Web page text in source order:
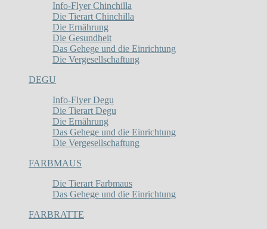
Info-Flyer Chinchilla
Die Tierart Chinchilla
Die Ernährung
Die Gesundheit
Das Gehege und die Einrichtung
Die Vergesellschaftung
DEGU
Info-Flyer Degu
Die Tierart Degu
Die Ernährung
Das Gehege und die Einrichtung
Die Vergesellschaftung
FARBMAUS
Die Tierart Farbmaus
Das Gehege und die Einrichtung
FARBRATTE